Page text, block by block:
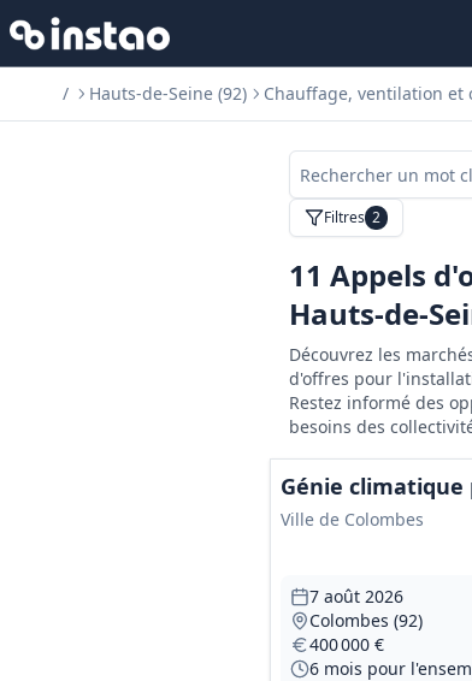
/ Hauts-de-Seine (92) Chauffage, ventilation et
Filtres 2
11 Appels
Hauts-de-
Découvrez les
d'offres pour
Restez informé des
besoins des
Génie
Ville de Colombes
7 août 2026
Colombes (92)
400 000 €